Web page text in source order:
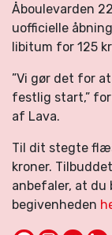
Åboulevarden
uofficielle
libitum for 125
”Vi gør det for
festlig start,”
af Lava.
Til dit stegte
kroner.
anbefaler, at du
begivenheden